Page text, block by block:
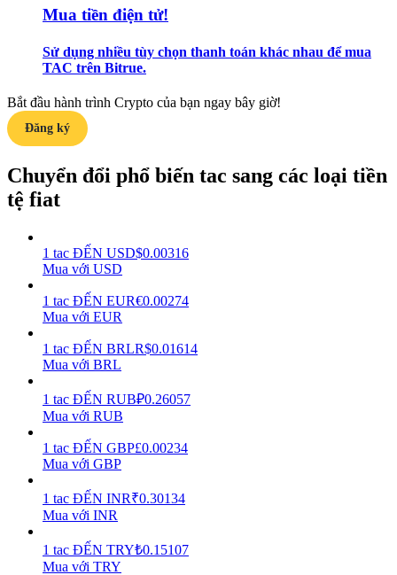
Học cách duy trì lợi nhuận
Power Piggy
Làm cho tài sản của bạn tăng giá trị đều đặn
Mua tiền điện tử!
Sử dụng nhiều tùy chọn thanh toán khác nhau để mua
TAC trên Bitrue.
Bắt đầu hành trình Crypto của bạn ngay bây giờ!
Đăng ký
Chuyển đổi phổ biến tac sang các loại tiền
tệ fiat
1 tac ĐẾN USD$0.00316
Mua với USD
1 tac ĐẾN EUR€0.00274
Mua với EUR
1 tac ĐẾN BRLR$0.01614
Mua với BRL
1 tac ĐẾN RUB₽0.26057
Mua với RUB
1 tac ĐẾN GBP£0.00234
Mua với GBP
1 tac ĐẾN INR₹0.30134
Mua với INR
1 tac ĐẾN TRY₺0.15107
Mua với TRY